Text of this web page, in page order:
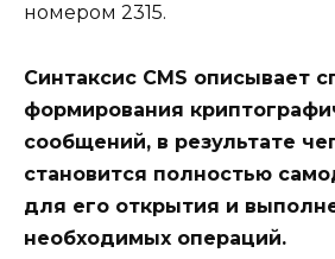
номером 2315.
Синтаксис CMS описывает
формирования
сообщений, в результате
становится полностью
для его открытия и
необходимых операций.